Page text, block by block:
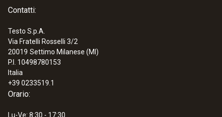
Contatti:
Testo S.p.A.
Via Fratelli Rosselli 3/2
20019 Settimo Milanese (MI)
P.I. 10498780153
Italia
+39 0233519.1
Orario:
Lu-Ve: 8:30 - 17:30